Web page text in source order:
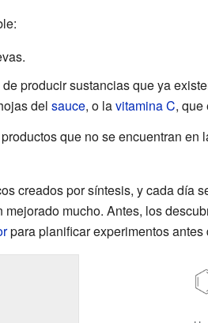
producir sustancias que ya
del sauce, o lavitamina C, que
que no se encuentran en
creados por síntesis, y cada día
mucho. Antes, los
para planificar experimentos antes